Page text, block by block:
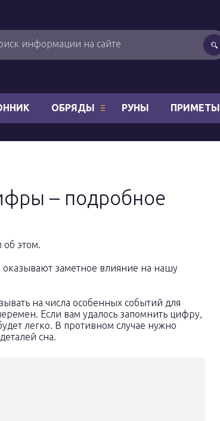
ОБРЯДЫ РУНЫ ПРИМЕТЫ
– подробное
об этом.
заметное влияние на нашу
на числа особенных событий для
Если вам удалось запомнить цифру,
легко. В противном случае нужно
сна.